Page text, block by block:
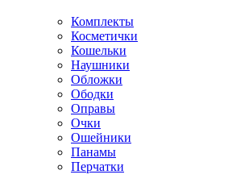
Комплекты
Косметички
Кошельки
Наушники
Обложки
Ободки
Оправы
Очки
Ошейники
Панамы
Перчатки